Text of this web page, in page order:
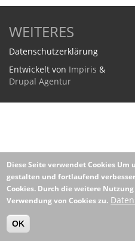
WEITERES
Datenschutzerklärung
Entwickelt von Impiris &
Drupal Agentur
Diese Seite verwendet Cookies Um
gestalten und fortlaufend
Cookies. Durch die weitere
Verwendung von Cookies zu.
OK